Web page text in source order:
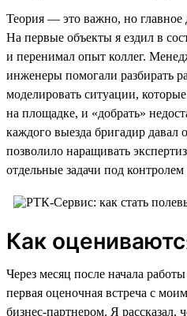
Теория — это важно, но
На первые объекты я ездил в
и перенимал опыт коллег.
инженеры помогали разбирать
моделировать ситуации,
на площадке, и «добрать»
каждого выезда бригадир давал
позволило наращивать
отдельные задачи под контролем
Как
Через месяц после начала
первая оценочная встреча с
бизнес-партнером. Я рассказал,